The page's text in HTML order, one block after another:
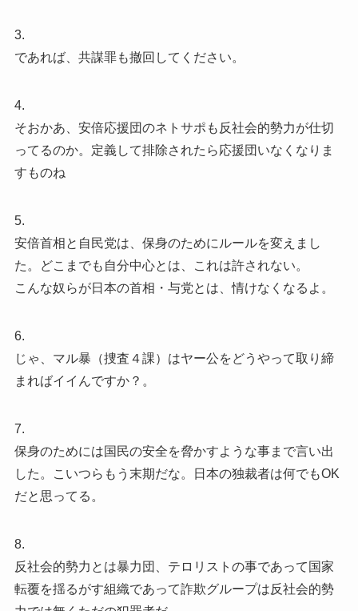
3.
であれば、共謀罪も撤回してください。
4.
そおかあ、安倍応援団のネトサポも反社会的勢力が仕切
ってるのか。定義して排除されたら応援団いなくなりま
すものね
5.
安倍首相と自民党は、保身のためにルールを変えまし
た。どこまでも自分中心とは、これは許されない。
こんな奴らが日本の首相・与党とは、情けなくなるよ。
6.
じゃ、マル暴（捜査４課）はヤー公をどうやって取り締
まればイイんですか？。
7.
保身のためには国民の安全を脅かすような事まで言い出
した。こいつらもう末期だな。日本の独裁者は何でもOK
だと思ってる。
8.
反社会的勢力とは暴力団、テロリストの事であって国家
転覆を揺るがす組織であって詐欺グループは反社会的勢